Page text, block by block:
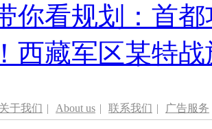
你看规划：首
西藏军区某特
关于我们 | About us | 联系我们 | 广告服务